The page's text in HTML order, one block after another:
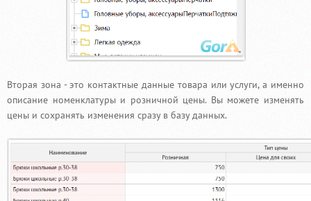
Вторая зона - это контактные данные товара или услуги, а именно
описание номенклатуры и розничной цены. Вы можете изменять
цены и сохранять изменения сразу в базу данных.